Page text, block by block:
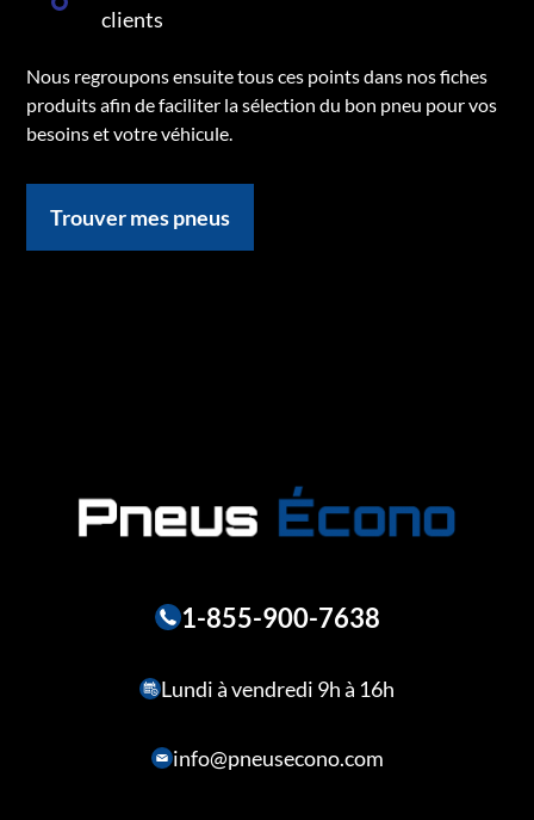
clients
Nous regroupons ensuite tous ces points dans nos fiches
produits afin de faciliter la sélection du bon pneu pour vos
besoins et votre véhicule.
Trouver mes pneus
1-855-900-7638
Lundi à vendredi 9h à 16h
info@pneusecono.com